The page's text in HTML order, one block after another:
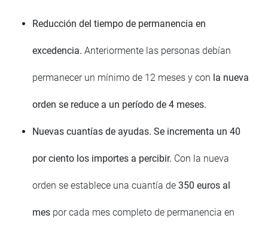
Reducción del tiempo de permanencia en
excedencia.Anteriormente las personas debían
permanecer un mínimo de 12 meses y con la nueva
orden se reduce a un período de 4 meses.
Nuevas cuantías de ayudas. Se incrementa un 40
por ciento los importes a percibir. Con la nueva
orden se establece una cuantía de350 euros al
mes por cada mes completo de permanencia en